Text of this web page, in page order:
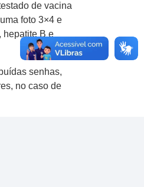
de vacina
foto 3×4 e
hepatite B e
senhas,
no caso de